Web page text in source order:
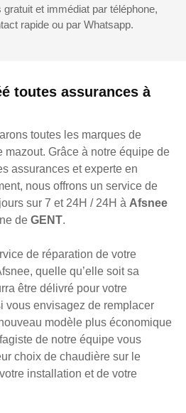
toutes assurances à
toutes les marques de
mazout. Grâce à notre équipe de
assurances et experte en
nous offrons un service de
sur 7 et 24H / 24H à Afsnee
de GENT.
de réparation de votre
quelle qu’elle soit sa
être délivré pour votre
vous envisagez de remplacer
modèle plus économique
de notre équipe vous
choix de chaudière sur le
installation et de votre
et immédiat par téléphone,
rapide ou par Whatsapp.